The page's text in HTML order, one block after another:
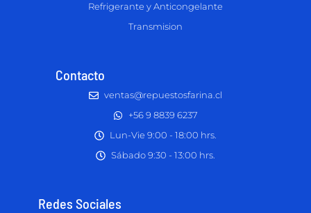
Refrigerante y Anticongelante
Transmision
Contacto
ventas@repuestosfarina.cl
+56 9 8839 6237
Lun-Vie 9:00 - 18:00 hrs.
Sábado 9:30 - 13:00 hrs.
Redes Sociales